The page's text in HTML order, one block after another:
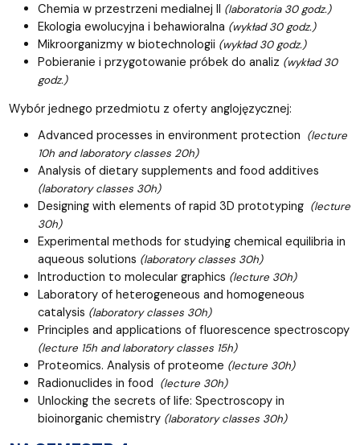
Chemia w przestrzeni medialnej II (laboratoria 30 godz.)
Ekologia ewolucyjna i behawioralna (wykład 30 godz.)
Mikroorganizmy w biotechnologii (wykład 30 godz.)
Pobieranie i przygotowanie próbek do analiz (wykład 30
godz.)
Wybór jednego przedmiotu z oferty anglojęzycznej:
Advanced processes in environment protection (lecture
10h and laboratory classes 20h)
Analysis of dietary supplements and food additives
(laboratory classes 30h)
Designing with elements of rapid 3D prototyping (lecture
30h)
Experimental methods for studying chemical equilibria in
aqueous solutions (laboratory classes 30h)
Introduction to molecular graphics (lecture 30h)
Laboratory of heterogeneous and homogeneous
catalysis (laboratory classes 30h)
Principles and applications of fluorescence spectroscopy
(lecture 15h and laboratory classes 15h)
Proteomics. Analysis of proteome (lecture 30h)
Radionuclides in food (lecture 30h)
Unlocking the secrets of life: Spectroscopy in
bioinorganic chemistry (laboratory classes 30h)